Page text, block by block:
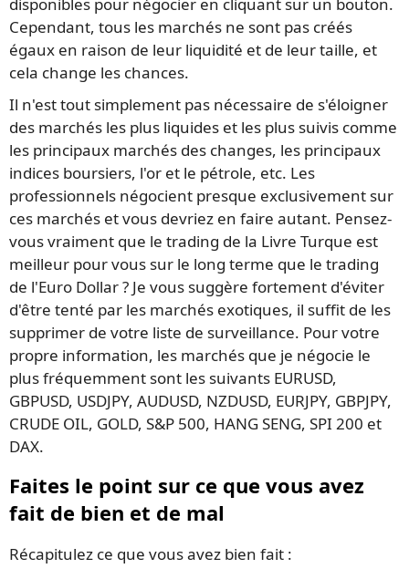
Cependant, tous les marchés ne sont pas créés
égaux en raison de leur liquidité et de leur taille, et
cela change les chances.
Il n'est tout simplement pas nécessaire de s'éloigner
des marchés les plus liquides et les plus suivis comme
les principaux marchés des changes, les principaux
indices boursiers, l'or et le pétrole, etc. Les
professionnels négocient presque exclusivement sur
ces marchés et vous devriez en faire autant. Pensez-
vous vraiment que le trading de la Livre Turque est
meilleur pour vous sur le long terme que le trading
de l'Euro Dollar ? Je vous suggère fortement d'éviter
d'être tenté par les marchés exotiques, il suffit de les
supprimer de votre liste de surveillance. Pour votre
propre information, les marchés que je négocie le
plus fréquemment sont les suivants EURUSD,
GBPUSD, USDJPY, AUDUSD, NZDUSD, EURJPY, GBPJPY,
CRUDE OIL, GOLD, S&P 500, HANG SENG, SPI 200 et
DAX.
Faites le point sur ce que vous avez
fait de bien et de mal
Récapitulez ce que vous avez bien fait :